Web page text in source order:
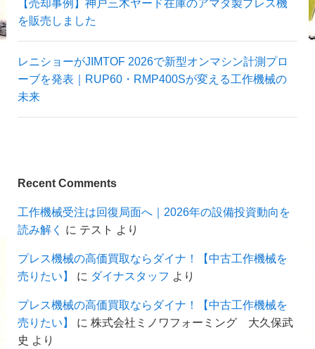
【売却事例】神戸三木ヤード在庫のアマダ製プレス機
を販売しました
レニショーがJIMTOF 2026で新型オンマシン計測プロ
ーブを発表｜RUP60・RMP400Sが変える工作機械の
未来
Recent Comments
工作機械受注は回復局面へ｜2026年の設備投資動向を
読み解く
に テスト より
プレス機械の高価買取ならダイナ！【中古工作機械を
売りたい】
に ダイナスタッフ より
プレス機械の高価買取ならダイナ！【中古工作機械を
売りたい】
に 株式会社ミノワフォーミング 大久保武
史 より